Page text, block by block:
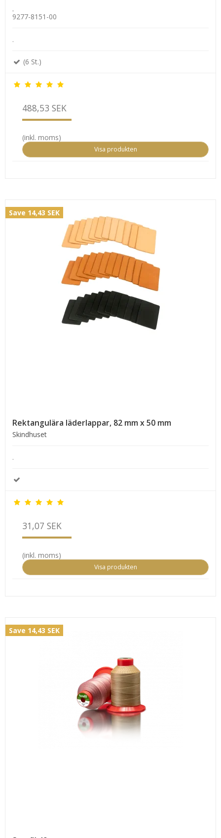
.
9277-8151-00
.
(6 St.)
488,53 SEK
(inkl. moms)
Visa produkten
Save 14,43 SEK
Rektangulära läderlappar, 82 mm x 50 mm
Skindhuset
.
31,07 SEK
(inkl. moms)
Visa produkten
Save 14,43 SEK